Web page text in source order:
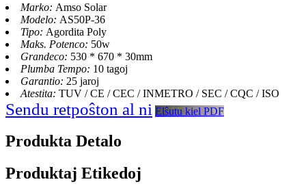
Marko: Amso Solar
Modelo: AS50P-36
Tipo: Agordita Poly
Maks. Potenco: 50w
Grandeco: 530 * 670 * 30mm
Plumba Tempo: 10 tagoj
Garantio: 25 jaroj
Atestita: TUV / CE / CEC / INMETRO / SEC / CQC / ISO
Sendu retpoŝton al ni Elŝutu kiel PDF
Produkta Detalo
Produktaj Etikedoj